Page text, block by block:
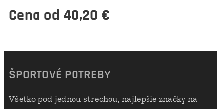
Cena od 40,20 €
ŠPORTOVÉ POTREBY
Všetko pod jednou strechou, najlepšie značky na